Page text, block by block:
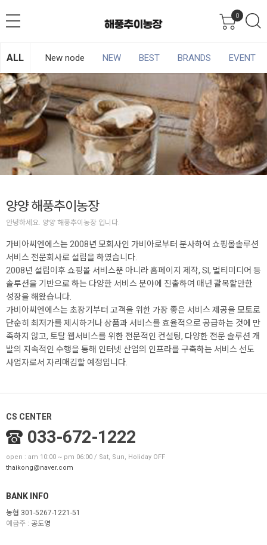
0
ALL New node NEW BEST BRANDS EVENT
양양 해풍추이농장
안녕하세요. 양양 해풍추이농장 입니다.
가비아씨엔에스는 2008년 모회사인 가비아로부터 분사하여 쇼핑몰솔루션
서비스 전문회사로 설립을 하였습니다.
2008년 설립이후 쇼핑몰 서비스뿐 아니라 홈페이지 제작, SI, 멀티미디어 등
솔루션을 기반으로 하는 다양한 서비스 분야에 진출하여 매년 괄목할만한
성장을 해왔습니다.
가비아씨엔에스는 초장기부터 고객을 위한 가장 좋은 서비스 제공을 모토로
단순히 최저가를 제시하거나 상품과 서비스를 효율적으로 공급하는 것에 만
족하지 않고, 토탈 웹서비스를 위한 전문적인 컨설팅, 다양한 전문 솔루션 개
발의 지속적인 수행을 통해 인터넷 산업의 인프라를 구축하는 서비스 선도
사업자로서 자리매김할 예정입니다.
CS CENTER
033-672-1222
open : am 10:00 ~ pm 06:00 / Sat, Sun, Holiday OFF
thaikong@naver.com
BANK INFO
농협 301-5267-1221-51
예금주 : 공도영